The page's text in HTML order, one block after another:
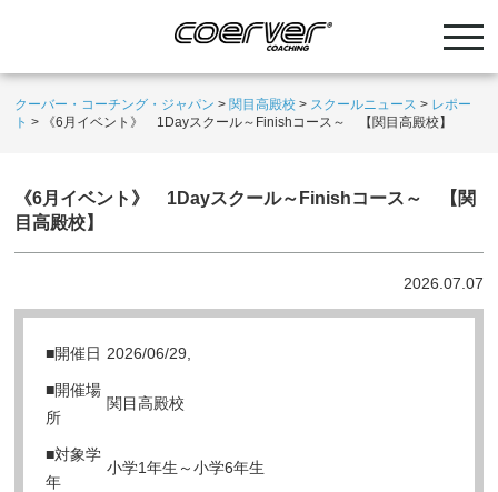
クーバー・コーチング・ジャパン > 関目高殿校 > スクールニュース > レポー
ト > 《6月イベント》 1Dayスクール～Finishコース～ 【関目高殿校】
《6月イベント》 1Dayスクール～Finishコース～ 【関
目高殿校】
2026.07.07
■開催日 2026/06/29,
■開催場
所
関目高殿校
■対象学
年
小学1年生～小学6年生